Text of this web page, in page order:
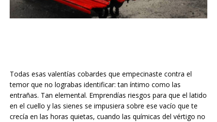
Todas esas valentías cobardes que empecinaste contra el
temor que no lograbas identificar: tan íntimo como las
entrañas. Tan elemental. Emprendías riesgos para que el latido
en el cuello y las sienes se impusiera sobre ese vacío que te
crecía en las horas quietas, cuando las químicas del vértigo no